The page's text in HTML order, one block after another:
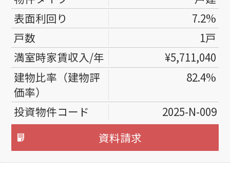
7.2%
1戸
¥5,711,040
82.4%
2025-N-009
資料請求